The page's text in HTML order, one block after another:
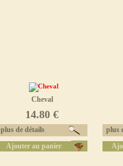
Cheval
14.80 €
plus de détails
Ajouter au panier
plus